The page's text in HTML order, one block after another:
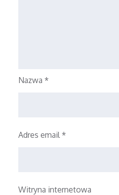
Nazwa *
Adres email *
Witryna internetowa